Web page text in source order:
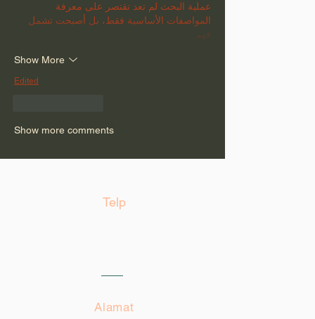
عملية البحث لم تعد تقتصر على معرفة
المواصفات الأساسية فقط، بل أصبحت تشمل
فهم…
Show More
Edited
Show more comments
Telp
Alamat